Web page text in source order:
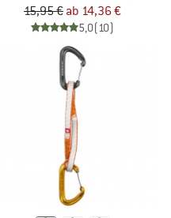
15,95 € ab 14,36 €
5,0(10)